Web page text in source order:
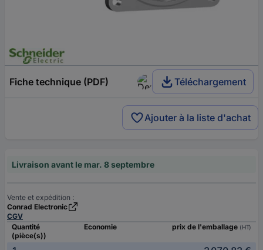
Fiche technique (PDF) Téléchargement
Ajouter à la liste d'achat
Livraison avant le mar. 8 septembre
Vente et expédition :
Conrad Electronic
CGV
Quantité
(pièce(s))
Economie prix de l'emballage (HT)